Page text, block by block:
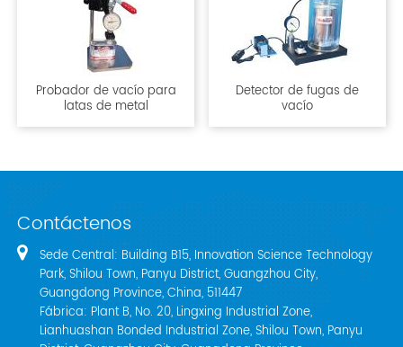
Probador de vacío para
latas de metal
Detector de fugas de
vacío
Contáctenos
Sede Central: Building B15, Innovation Science Technology
Park, Shilou Town, Panyu District, Guangzhou City,
Guangdong Province, China, 511447
Fábrica: Plant B, No. 20, Lingxing Industrial Zone,
Lianhuashan Bonded Industrial Zone, Shilou Town, Panyu